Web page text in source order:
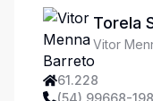
Torela
Vitor
61.228
(54) 99668-